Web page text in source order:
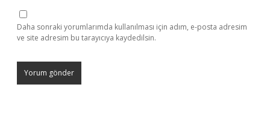
Daha sonraki yorumlarımda kullanılması için adım, e-posta adresim
ve site adresim bu tarayıcıya kaydedilsin.